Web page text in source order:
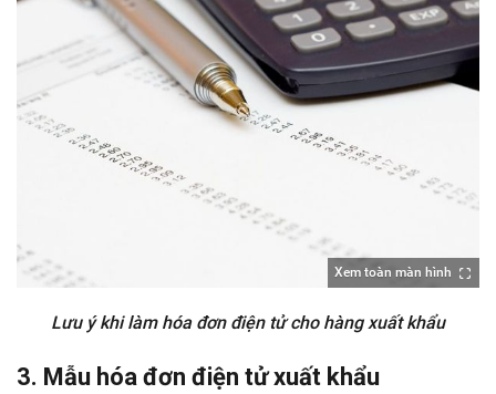
Xem toàn màn hình
Lưu ý khi làm hóa đơn điện tử cho hàng xuất khẩu
3. Mẫu hóa đơn điện tử xuất khẩu